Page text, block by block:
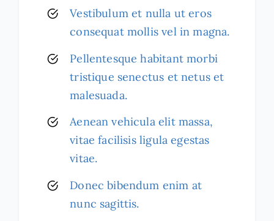
Vestibulum et nulla ut eros
consequat mollis vel in magna.
Pellentesque habitant morbi
tristique senectus et netus et
malesuada.
Aenean vehicula elit massa,
vitae facilisis ligula egestas
vitae.
Donec bibendum enim at
nunc sagittis.